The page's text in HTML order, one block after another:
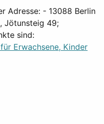
Adresse: - 13088 Berlin
Jötunsteig 49;
sind:
Erwachsene, Kinder